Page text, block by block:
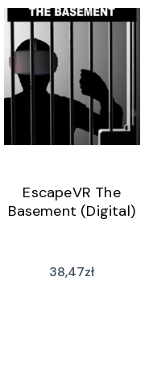
EscapeVR The
Basement (Digital)
38,47zł